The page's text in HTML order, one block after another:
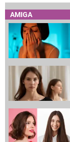
AMIGA